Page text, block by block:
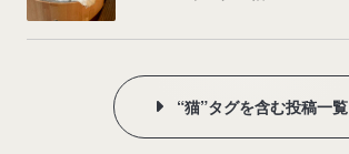
“猫”タグを含む投稿一覧